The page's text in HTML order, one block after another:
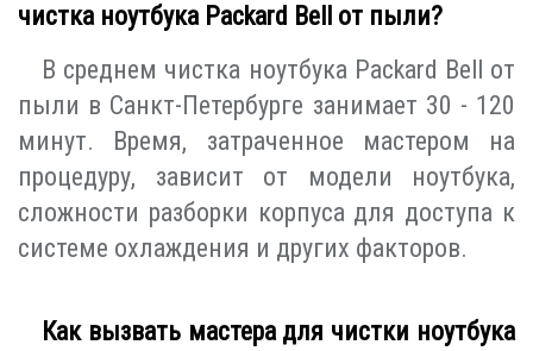
чистка ноутбука Packard Bell от пыли?
В среднем чистка ноутбука Packard Bell от
пыли в Санкт-Петербурге занимает 30 - 120
минут. Время, затраченное мастером на
процедуру, зависит от модели ноутбука,
сложности разборки корпуса для доступа к
системе охлаждения и других факторов.
Как вызвать мастера для чистки ноутбука